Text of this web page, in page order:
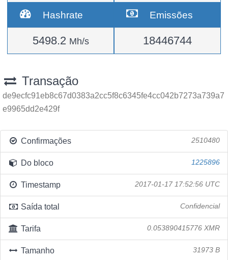
Hashrate
5498.2 Mh/s
Emissões
18446744
Transação
de9ecfc91eb8c67d0383a2cc5f8c6345fe4cc042b7273a739a7
e9965dd2e429f
Confirmações 2510480
Do bloco 1225896
Timestamp 2017-01-17 17:52:56 UTC
Saída total Confidencial
Tarifa 0.053890415776 XMR
Tamanho 31973 B